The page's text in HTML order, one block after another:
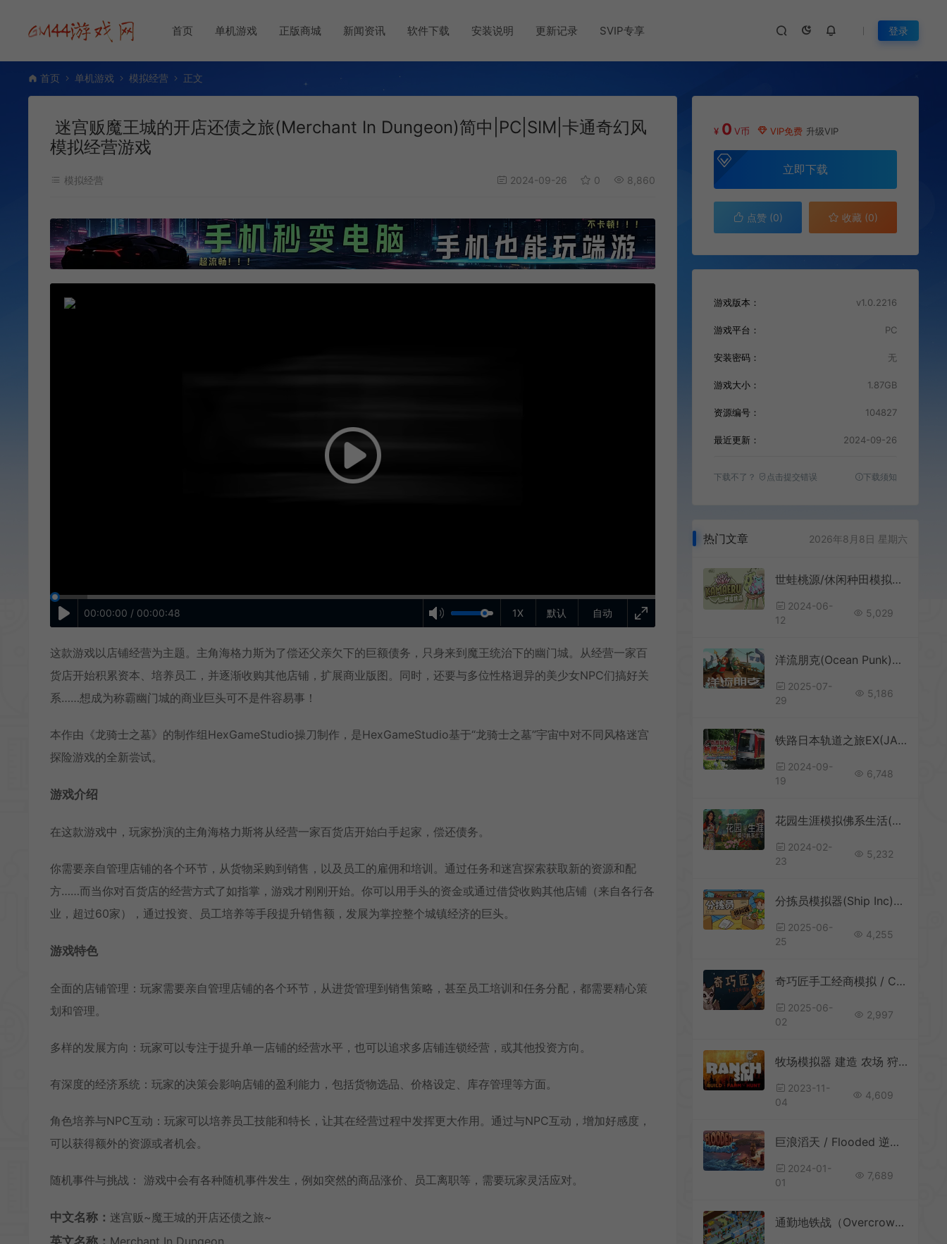
首页 单机游戏 正版商城 新闻资讯 软件下载 安装说明 更新记录 SVIP专享 登录
首页 单机游戏 模拟经营 正文
迷宫贩魔王城的开店还债之旅(Merchant In Dungeon)简中|PC|SIM|卡通奇幻风
模拟经营游戏
模拟经营 2024-09-26 0 8,860
自动
1X 默认
00:00:00 / 00:00:48
这款游戏以店铺经营为主题。主角海格力斯为了偿还父亲欠下的巨额债务，只身来到魔王统治下的幽门城。从经营一家百
货店开始积累资本、培养员工，并逐渐收购其他店铺，扩展商业版图。同时，还要与多位性格迥异的美少女NPC们搞好关
系……想成为称霸幽门城的商业巨头可不是件容易事！
本作由《龙骑士之墓》的制作组HexGameStudio操刀制作，是HexGameStudio基于“龙骑士之墓”宇宙中对不同风格迷宫
探险游戏的全新尝试。
游戏介绍
在这款游戏中，玩家扮演的主角海格力斯将从经营一家百货店开始白手起家，偿还债务。
你需要亲自管理店铺的各个环节，从货物采购到销售，以及员工的雇佣和培训。通过任务和迷宫探索获取新的资源和配
方……而当你对百货店的经营方式了如指掌，游戏才刚刚开始。你可以用手头的资金或通过借贷收购其他店铺（来自各行各
业，超过60家），通过投资、员工培养等手段提升销售额，发展为掌控整个城镇经济的巨头。
游戏特色
全面的店铺管理：玩家需要亲自管理店铺的各个环节，从进货管理到销售策略，甚至员工培训和任务分配，都需要精心策
划和管理。
多样的发展方向：玩家可以专注于提升单一店铺的经营水平，也可以追求多店铺连锁经营，或其他投资方向。
有深度的经济系统：玩家的决策会影响店铺的盈利能力，包括货物选品、价格设定、库存管理等方面。
角色培养与NPC互动：玩家可以培养员工技能和特长，让其在经营过程中发挥更大作用。通过与NPC互动，增加好感度，
可以获得额外的资源或者机会。
随机事件与挑战： 游戏中会有各种随机事件发生，例如突然的商品涨价、员工离职等，需要玩家灵活应对。
中文名称： 迷宫贩~魔王城的开店还债之旅~
英文名称： Merchant In Dungeon
¥ 0 V币 VIP免费 升级VIP
立即下载
点赞 (0) 收藏 (0)
游戏版本： v1.0.2216
游戏平台： PC
安装密码： 无
游戏大小： 1.87GB
资源编号： 104827
最近更新： 2024-09-26
下载不了？ 点击提交错误 下载须知
热门文章 2026年8月8日 星期六
世蛙桃源/休闲种田模拟游戏 KAMAERU A FROG REFUGE 下载
2024-06-
12
5,029
洋流朋克(Ocean Punk)像素风海洋生存模拟游戏|下载
2025-07-
29
5,186
铁路日本轨道之旅EX(JAPANESE RAIL SIM HAKONE TOWN OF NATURAL BHS)简中|PC|SIM|铁路驾驶模拟游戏
2024-09-
19
6,748
花园生涯模拟佛系生活(Garden Life: A Cozy Simulator)简中|PC|SIM|休闲种植模拟游戏
2024-02-
23
5,232
分拣员模拟器(Ship Inc)分拣包装发货模拟游戏|下载
2025-06-
25
4,255
奇巧匠手工经商模拟 / CraftCraft Fantasy Merchant Simulator 商店模拟游戏
2025-06-
02
2,997
牧场模拟器 建造 农场 狩猎 / Ranch Simulator Build Farm Hunt 农场模拟游戏
2023-11-
04
4,609
巨浪滔天 / Flooded 逆向填岛建设即时战略游戏
2024-01-
01
7,689
通勤地铁战（Overcrowd A Commute Em Up）官方中文免安装硬盘版